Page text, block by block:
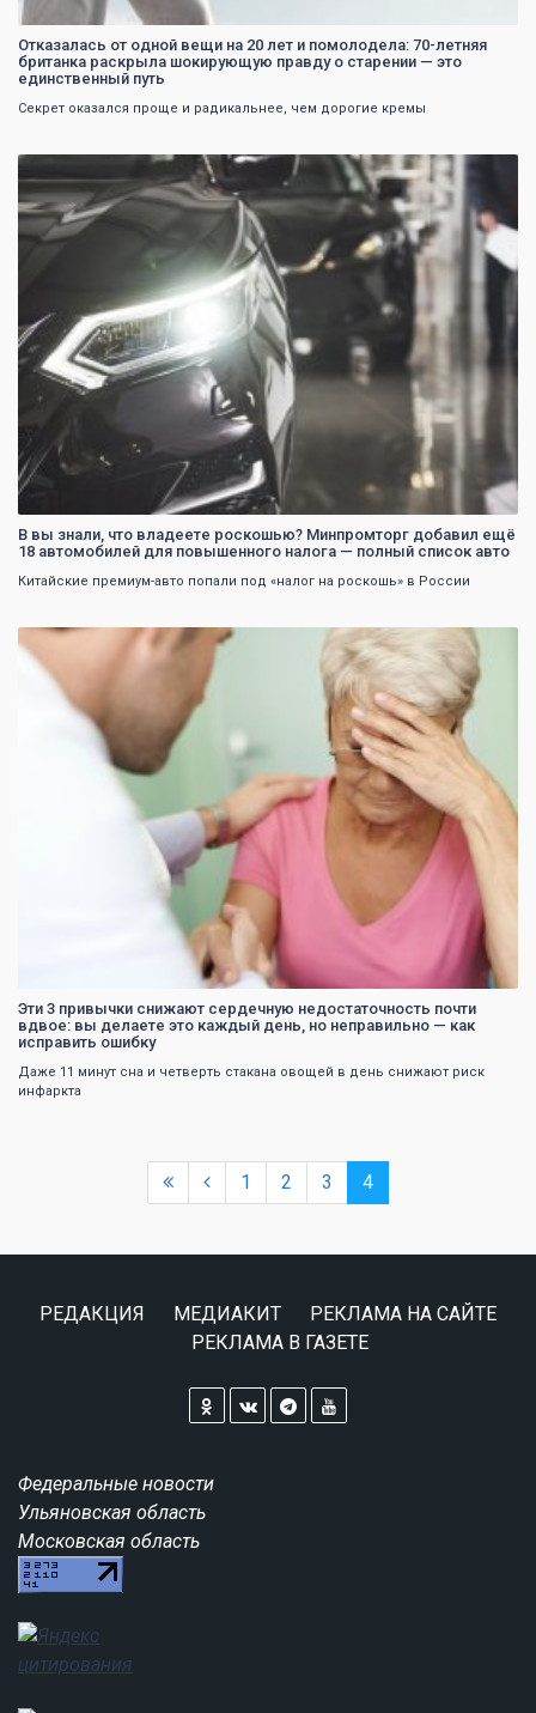
Отказалась от одной вещи на 20 лет и помолодела: 70-летняя
британка раскрыла шокирующую правду о старении — это
единственный путь
Секрет оказался проще и радикальнее, чем дорогие кремы
0
В вы знали, что владеете роскошью? Минпромторг добавил ещё
18 автомобилей для повышенного налога — полный список авто
Китайские премиум-авто попали под «налог на роскошь» в России
Эти 3 привычки снижают сердечную недостаточность почти
вдвое: вы делаете это каждый день, но неправильно — как
исправить ошибку
Даже 11 минут сна и четверть стакана овощей в день снижают риск
инфаркта
1 2 3 4
РЕДАКЦИЯ МЕДИАКИТ
РЕКЛАМА НА САЙТЕ
РЕКЛАМА В ГАЗЕТЕ
Федеральные новости
Ульяновская область
Московская область